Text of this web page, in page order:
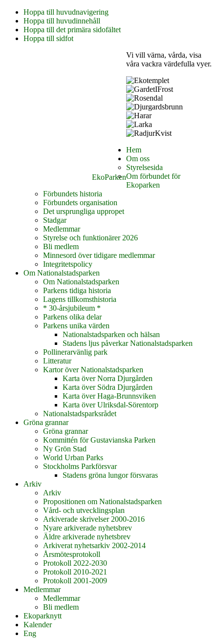
Hoppa till huvudnavigering
Hoppa till huvudinnehåll
Hoppa till det primära sidofältet
Hoppa till sidfot
EkoParken
Vi vill värna, vårda, visa
våra vackra värdefulla vyer.
Hem
Om oss
Styrelsesida
Om förbundet för
Ekoparken
Förbundets historia
Förbundets organisation
Det ursprungliga uppropet
Stadgar
Medlemmar
Styrelse och funktionärer 2026
Bli medlem
Minnesord över tidigare medlemmar
Integritetspolicy
Om Nationalstadsparken
Om Nationalstadsparken
Parkens tidiga historia
Lagens tillkomsthistoria
* 30-årsjubileum *
Parkens olika delar
Parkens unika värden
Nationalstadsparken och hälsan
Stadens ljus påverkar Nationalstadsparken
Pollinerarvänlig park
Litteratur
Kartor över Nationalstadsparken
Karta över Norra Djurgården
Karta över Södra Djurgården
Karta över Haga-Brunnsviken
Karta över Ulriksdal-Sörentorp
Nationalstadsparksrådet
Gröna grannar
Gröna grannar
Kommittén för Gustavianska Parken
Ny Grön Stad
World Urban Parks
Stockholms Parkförsvar
Stadens gröna lungor försvaras
Arkiv
Arkiv
Propositionen om Nationalstadsparken
Vård- och utvecklingsplan
Arkiverade skrivelser 2000-2016
Nyare arkiverade nyhetsbrev
Äldre arkiverade nyhetsbrev
Arkiverat nyhetsarkiv 2002-2014
Årsmötesprotokoll
Protokoll 2022-2030
Protokoll 2010-2021
Protokoll 2001-2009
Medlemmar
Medlemmar
Bli medlem
Ekoparknytt
Kalender
Eng